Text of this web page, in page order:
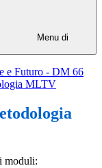
Menu di
e Futuro - DM 66
MLTV
moduli: